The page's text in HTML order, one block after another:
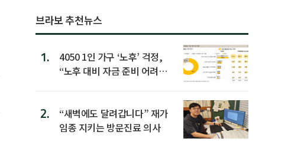
브라보 추천뉴스
1.
4050 1인 가구 ‘노후’ 걱정,
“노후 대비 자금 준비 어려
2.
“새벽에도 달려갑니다” 재가
임종 지키는 방문진료 의사